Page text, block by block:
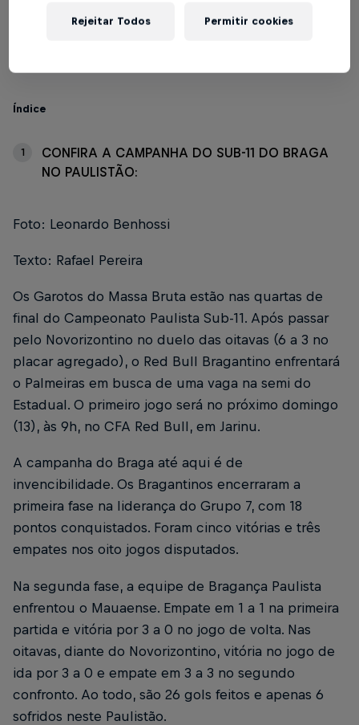
2 min de leitura
Published on 08.11.2022 · 15:15 UTC
Índice
1
CONFIRA A CAMPANHA DO SUB-11 DO BRAGA
NO PAULISTÃO:
Foto: Leonardo Benhossi
Texto: Rafael Pereira
Os Garotos do Massa Bruta estão nas quartas de
final do Campeonato Paulista Sub-11. Após passar
pelo Novorizontino no duelo das oitavas (6 a 3 no
placar agregado), o Red Bull Bragantino enfrentará
o Palmeiras em busca de uma vaga na semi do
Estadual. O primeiro jogo será no próximo domingo
(13), às 9h, no CFA Red Bull, em Jarinu.
A campanha do Braga até aqui é de
invencibilidade. Os Bragantinos encerraram a
primeira fase na liderança do Grupo 7, com 18
pontos conquistados. Foram cinco vitórias e três
empates nos oito jogos disputados.
Na segunda fase, a equipe de Bragança Paulista
enfrentou o Mauaense. Empate em 1 a 1 na primeira
partida e vitória por 3 a 0 no jogo de volta. Nas
oitavas, diante do Novorizontino, vitória no jogo de
ida por 3 a 0 e empate em 3 a 3 no segundo
confronto. Ao todo, são 26 gols feitos e apenas 6
sofridos neste Paulistão.
Rejeitar Todos Permitir cookies